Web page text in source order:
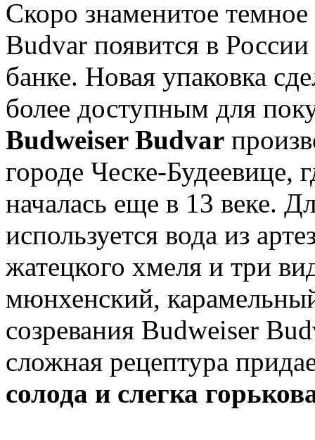
Скоро знаменитое
Budvar появится в
банке. Новая упаковка
более доступным для
Budweiser Budvar
городе Ческе-Будеевице,
началась еще в 13 веке.
используется вода из
жатецкого хмеля и три
мюнхенский,
созревания Budweiser
сложная рецептура
солода и слегка